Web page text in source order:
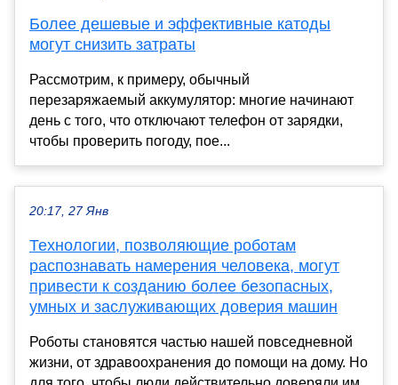
Более дешевые и эффективные катоды
могут снизить затраты
Рассмотрим, к примеру, обычный
перезаряжаемый аккумулятор: многие начинают
день с того, что отключают телефон от зарядки,
чтобы проверить погоду, пое...
20:17, 27 Янв
Технологии, позволяющие роботам
распознавать намерения человека, могут
привести к созданию более безопасных,
умных и заслуживающих доверия машин
Роботы становятся частью нашей повседневной
жизни, от здравоохранения до помощи на дому. Но